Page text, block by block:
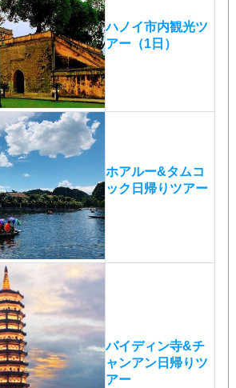
ハノイ市内観光ツ
アー（1日）
ホアルー&タムコ
ック日帰りツアー
バイディン寺&チ
ャンアン日帰りツ
アー